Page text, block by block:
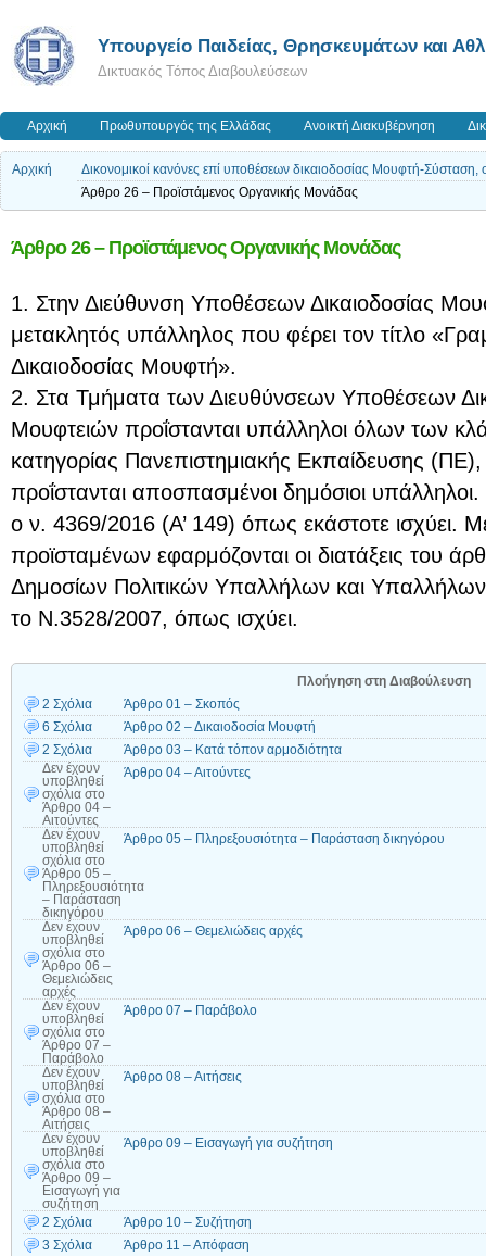
Υπουργείο Παιδείας, Θρησκευμάτων και
Δικτυακός Τόπος Διαβουλεύσεων
Αρχική Πρωθυπουργός της Ελλάδας Ανοικτή Διακυβέρνηση
Αρχική
Δικονομικοί κανόνες επί υποθέσεων δικαιοδοσίας Μουφτή-
Άρθρο 26 – Προϊστάμενος Οργανικής Μονάδας
Άρθρο 26 – Προϊστάμενος Οργανικής Μονάδας
1. Στην Διεύθυνση Υποθέσεων Δικαιοδοσίας
μετακλητός υπάλληλος που φέρει τον τίτλο
Δικαιοδοσίας Μουφτή».
2. Στα Τμήματα των Διευθύνσεων Υποθέσεων
Μουφτειών προΐστανται υπάλληλοι όλων των
κατηγορίας Πανεπιστημιακής Εκπαίδευσης
προΐστανται αποσπασμένοι δημόσιοι
ο ν. 4369/2016 (Α’ 149) όπως εκάστοτε ισχύει.
προϊσταμένων εφαρμόζονται οι διατάξεις του
Δημοσίων Πολιτικών Υπαλλήλων και
το Ν.3528/2007, όπως ισχύει.
Πλοήγηση στη Διαβούλευση
2 Σχόλια
Άρθρο 01 – Σκοπός
6 Σχόλια
Άρθρο 02 – Δικαιοδοσία Μουφτή
2 Σχόλια
Άρθρο 03 – Κατά τόπον αρμοδιότητα
Δεν έχουν
υποβληθεί
σχόλια στο
Άρθρο 04 –
Αιτούντες
Άρθρο 04 – Αιτούντες
Δεν έχουν
υποβληθεί
σχόλια στο
Άρθρο 05 –
Πληρεξουσιότητα
– Παράσταση
δικηγόρου
Άρθρο 05 – Πληρεξουσιότητα – Παράσταση δικηγόρου
Δεν έχουν
υποβληθεί
σχόλια στο
Άρθρο 06 –
Θεμελιώδεις
αρχές
Άρθρο 06 – Θεμελιώδεις αρχές
Δεν έχουν
υποβληθεί
σχόλια στο
Άρθρο 07 –
Παράβολο
Άρθρο 07 – Παράβολο
Δεν έχουν
υποβληθεί
σχόλια στο
Άρθρο 08 –
Αιτήσεις
Άρθρο 08 – Αιτήσεις
Δεν έχουν
υποβληθεί
σχόλια στο
Άρθρο 09 –
Εισαγωγή για
συζήτηση
Άρθρο 09 – Εισαγωγή για συζήτηση
2 Σχόλια
Άρθρο 10 – Συζήτηση
3 Σχόλια
Άρθρο 11 – Απόφαση